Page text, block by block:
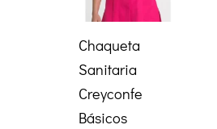
de
Chaqueta
Sanitaria
Creyconfe
Básicos